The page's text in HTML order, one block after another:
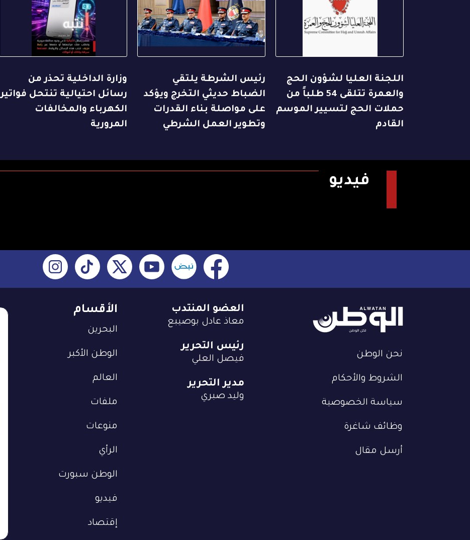
اللجنة العليا لشؤون الحج
والعمرة تتلقى 54 طلباً من
حملات الحج لتسيير الموسم
القادم
رئيس الشرطة يلتقي
الضباط حديثي التخرج ويؤكد
على مواصلة بناء القدرات
وتطوير العمل الشرطي
وزارة الداخلية تحذر من
رسائل احتيالية تنتحل فواتير
الكهرباء والمخالفات
المرورية
فيديو
نحن الوطن
الشروط والأحكام
سياسة الخصوصية
وظائف شاغرة
أرسل مقال
الأقسام
البحرين
الوطن الأكبر
العالم
ملفات
منوعات
الرأي
الوطن سبورت
فيديو
إقتصاد
العضو المنتدب
معاذ عادل بوصيبع
رئيس التحرير
فيصل العلي
مدير التحرير
وليد صبري